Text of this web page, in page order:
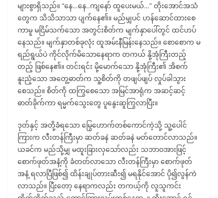
များစွာရှိသည်။ “နေ…နေ..ကျနော် ထူပေးမယ်…” တိုးအောင်အသံ
တွေက သိသိသာသာ ပျက်နေ၏။ မည်မျှပင် ဟန်ဆောင်ထားစေ
ကာမူ မငြိမ်သက်သော အတွင်းစိတ်က မျက်နှာပေါ်တွင် ထင်ဟပ်
နေသည်။ မျက်နှာတစ်ခုလုံး ထူအမ်းနီမြန်းနေသည်။ စောစောက မ
ရည်ရွယ်ပဲ ကိုင်လိုက်မိသောနေရာက တကယ် နို့အုံကြီးတည့်
တည့် ဖြစ်နေ၏။ တင်းရင်း မို့မောက်သော နို့အုံကြီး၏ အိစက်
နူးညံ့သော အတွေ့ဓာတ်က သူ့စိတ်ကို တဖျပ်ဖျပ် လှုပ်ခါသွား
စေသည်။ စိတ်ကို ထကြွစေသော အမြင်အာရုံက အဆင့်ဆင့်
ဓာတ်ခိုက်ကာ ရမ္မက်သွေးတွေ ပူနွေးဆူကြွလာပြီး။
ဒုတ်နှင့် အတို့ခံရသော မြွေဟောက်တစ်ကောင်ကဲ့သို့ သူ့ပေါင်
ကြားက လီးတန်ကြီးမှာ ဆတ်ခနဲ ဆတ်ခနဲ မတ်တောင်လာသည်။
ယခင်က မည်သို့မျှ မထူးခြားလှသော်လည်း သဘာဝအားဖြင့်
စောက်ဖုတ်အနံ့ကို ခံတတ်လာသော လီးတန်ကြီးမှာ စောက်ဖုတ်
အနံ့ ရလာပြီဖြစ်၍ ထိန်းချုပ်တားဆီး၍ မရနိုင်အောင် ပို၍လွန်ကဲ
လာသည်။ ပြီးတော့ နေရာကလည်း တကယ့်ကို လူသူကင်း